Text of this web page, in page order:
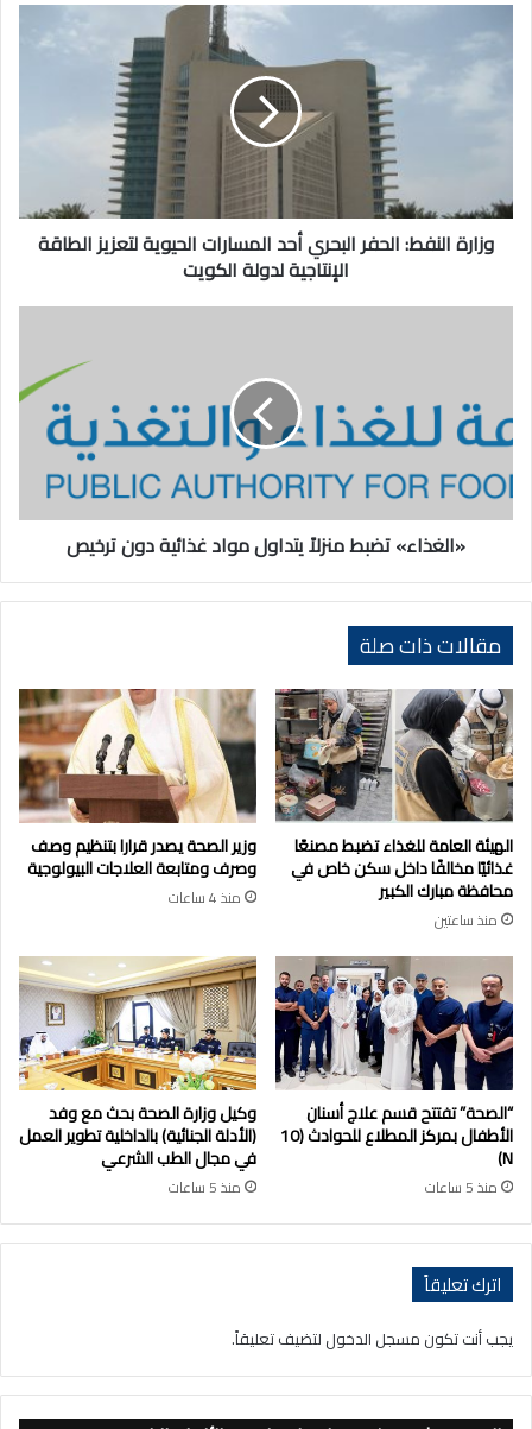
النفط:
الحفر
الطاقة
الإنتاجية
لدولة
وزارة النفط: الحفر البحري أحد المسارات الحيوية لتعزيز الطاقة
الإنتاجية لدولة الكويت
مواد
غذائية
دون
ترخيص
«الغذاء» تضبط منزلاً يتداول مواد غذائية دون ترخيص
مقالات ذات صلة
الهيئة العامة للغذاء تضبط مصنعًا
غذائيًا مخالفًا داخل سكن خاص في
محافظة مبارك الكبير
منذ ساعتين
وزير الصحة يصدر قرارا بتنظيم وصف
وصرف ومتابعة العلاجات البيولوجية
منذ 4 ساعات
“الصحة” تفتتح قسم علاج أسنان
الأطفال بمركز المطلاع للحوادث (10
N)
منذ 5 ساعات
وكيل وزارة الصحة بحث مع وفد
(الأدلة الجنائية) بالداخلية تطوير العمل
في مجال الطب الشرعي
منذ 5 ساعات
اترك تعليقاً
يجب أنت تكون مسجل الدخول لتضيف تعليقاً.